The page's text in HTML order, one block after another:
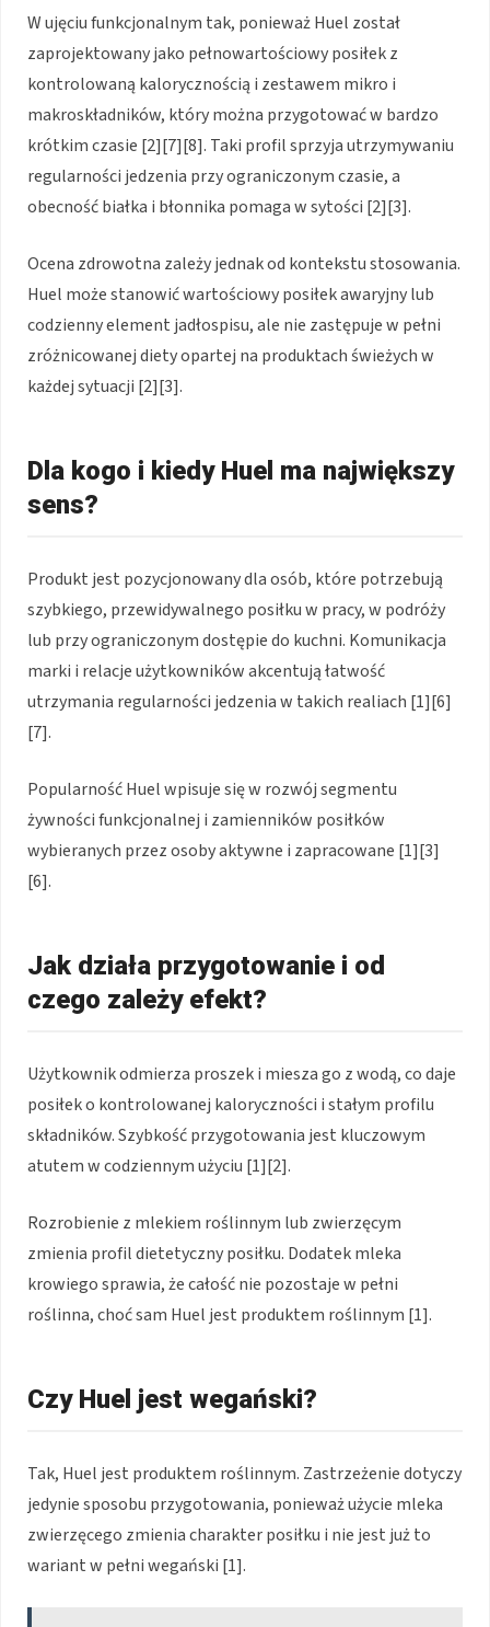
W ujęciu funkcjonalnym tak, ponieważ Huel został
zaprojektowany jako pełnowartościowy posiłek z
kontrolowaną kalorycznością i zestawem mikro i
makroskładników, który można przygotować w bardzo
krótkim czasie [2][7][8]. Taki profil sprzyja utrzymywaniu
regularności jedzenia przy ograniczonym czasie, a
obecność białka i błonnika pomaga w sytości [2][3].
Ocena zdrowotna zależy jednak od kontekstu stosowania.
Huel może stanowić wartościowy posiłek awaryjny lub
codzienny element jadłospisu, ale nie zastępuje w pełni
zróżnicowanej diety opartej na produktach świeżych w
każdej sytuacji [2][3].
Dla kogo i kiedy Huel ma największy
sens?
Produkt jest pozycjonowany dla osób, które potrzebują
szybkiego, przewidywalnego posiłku w pracy, w podróży
lub przy ograniczonym dostępie do kuchni. Komunikacja
marki i relacje użytkowników akcentują łatwość
utrzymania regularności jedzenia w takich realiach [1][6]
[7].
Popularność Huel wpisuje się w rozwój segmentu
żywności funkcjonalnej i zamienników posiłków
wybieranych przez osoby aktywne i zapracowane [1][3]
[6].
Jak działa przygotowanie i od
czego zależy efekt?
Użytkownik odmierza proszek i miesza go z wodą, co daje
posiłek o kontrolowanej kaloryczności i stałym profilu
składników. Szybkość przygotowania jest kluczowym
atutem w codziennym użyciu [1][2].
Rozrobienie z mlekiem roślinnym lub zwierzęcym
zmienia profil dietetyczny posiłku. Dodatek mleka
krowiego sprawia, że całość nie pozostaje w pełni
roślinna, choć sam Huel jest produktem roślinnym [1].
Czy Huel jest wegański?
Tak, Huel jest produktem roślinnym. Zastrzeżenie dotyczy
jedynie sposobu przygotowania, ponieważ użycie mleka
zwierzęcego zmienia charakter posiłku i nie jest już to
wariant w pełni wegański [1].